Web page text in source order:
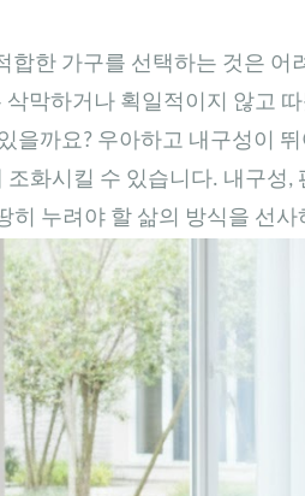
합한 가구를 선택하는 것은
삭막하거나 획일적이지 않고
을까요? 우아하고 내구성이
화시킬 수 있습니다. 내구성,
히 누려야 할 삶의 방식을 선